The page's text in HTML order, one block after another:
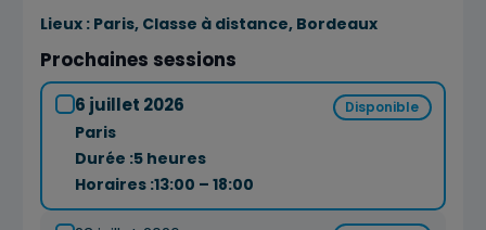
Lieux : Paris, Classe à distance, Bordeaux
Prochaines sessions
6 juillet 2026 Disponible
Paris
Durée :5 heures
Horaires :13:00 – 18:00